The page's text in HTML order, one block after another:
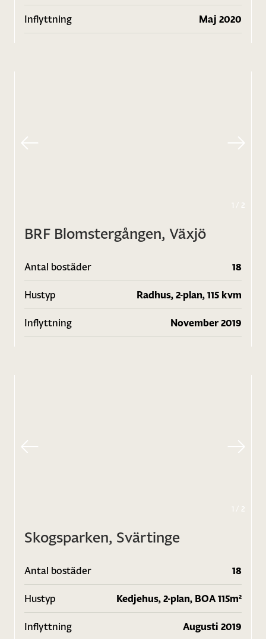
Inflyttning Maj 2020
1 / 2
BRF Blomstergången, Växjö
Antal bostäder 18
Hustyp Radhus, 2-plan, 115 kvm
Inflyttning November 2019
1 / 2
Skogsparken, Svärtinge
Antal bostäder 18
Hustyp Kedjehus, 2-plan, BOA 115m²
Inflyttning Augusti 2019